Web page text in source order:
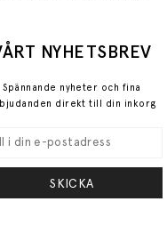
NYHETSBREV
Spännande nyheter och fina
direkt till din inkorg
SKICKA